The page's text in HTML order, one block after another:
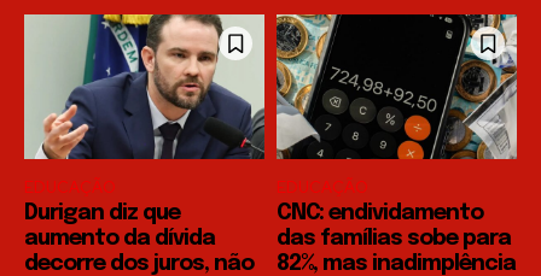
EDUCAÇÃO
Durigan diz que
aumento da dívida
decorre dos juros, não
EDUCAÇÃO
CNC: endividamento
das famílias sobe para
82%, mas inadimplência